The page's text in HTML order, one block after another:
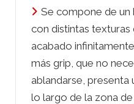
Se compone de
con distintas texturas
acabado
más grip, que no
ablandarse, presenta
lo largo de la zona